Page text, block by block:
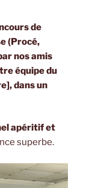
de
(Procé,
nos amis
équipe du
dans un
apéritif et
superbe.